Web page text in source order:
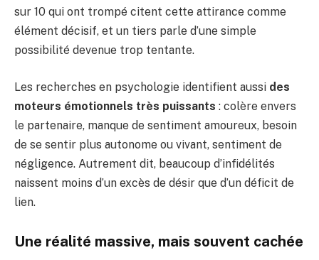
sur 10 qui ont trompé citent cette attirance comme
élément décisif, et un tiers parle d’une simple
possibilité devenue trop tentante.
Les recherches en psychologie identifient aussi des
moteurs émotionnels très puissants : colère envers
le partenaire, manque de sentiment amoureux, besoin
de se sentir plus autonome ou vivant, sentiment de
négligence. Autrement dit, beaucoup d’infidélités
naissent moins d’un excès de désir que d’un déficit de
lien.
Une réalité massive, mais souvent cachée